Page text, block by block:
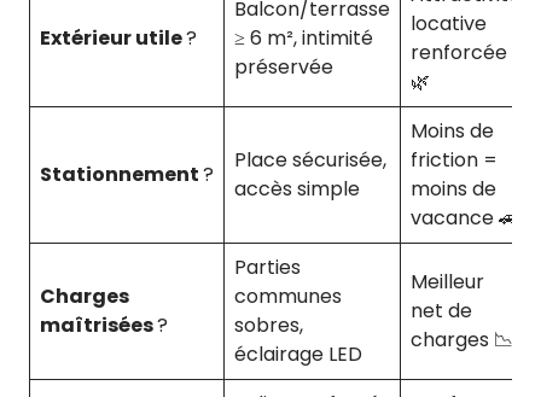
Extérieur utile?
Balcon/terrasse
≥ 6 m², intimité
préservée
locative
renforcée
🌿
Stationnement?
Place sécurisée,
accès simple
Moins de
friction =
moins de
vacance 🚗
Charges
maîtrisées?
Parties
communes
sobres,
éclairage LED
Meilleur
net de
charges 📉